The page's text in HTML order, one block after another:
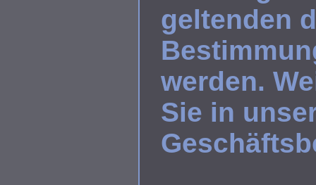
geltenden
werden.
Sie in